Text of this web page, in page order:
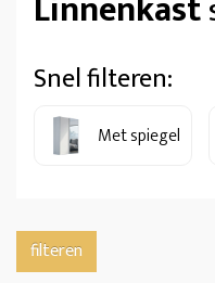
Snel filteren:
Met spiegel
filteren